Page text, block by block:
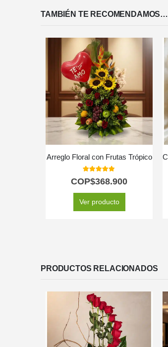
TAMBIÉN TE RECOMENDAMOS…
Arreglo Floral con Frutas Trópico
5.00
COP$368.900
Ver producto
PRODUCTOS RELACIONADOS